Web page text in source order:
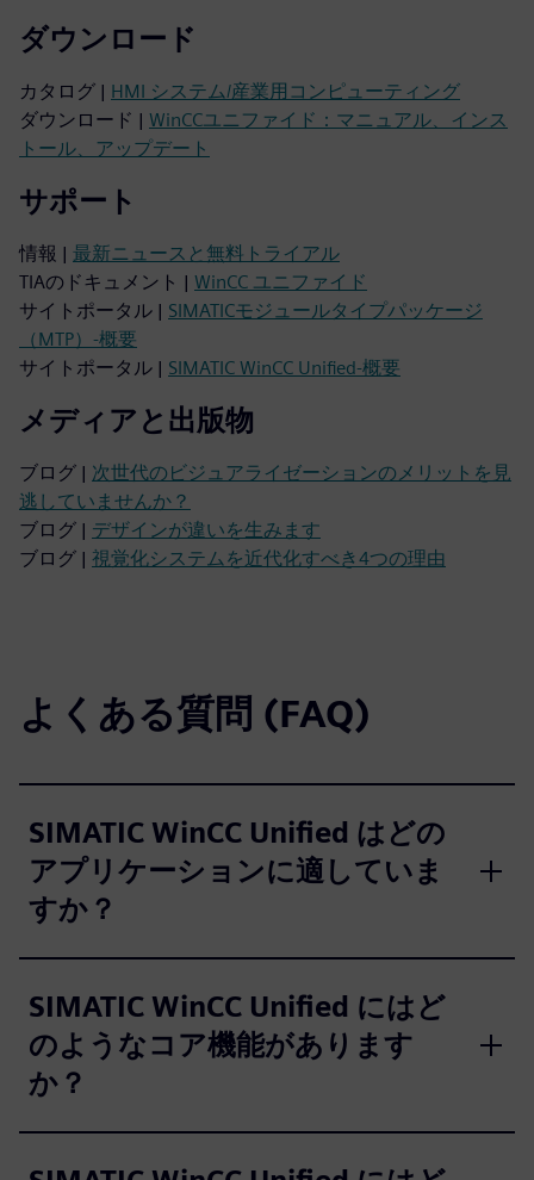
ダウンロード
カタログ | HMI システム/産業用コンピューティング
ダウンロード | WinCCユニファイド：マニュアル、インス
トール、アップデート
サポート
情報 | 最新ニュースと無料トライアル
TIAのドキュメント | WinCC ユニファイド
サイトポータル | SIMATICモジュールタイプパッケージ
（MTP）-概要
サイトポータル | SIMATIC WinCC Unified-概要
メディアと出版物
ブログ | 次世代のビジュアライゼーションのメリットを見
逃していませんか？
ブログ | デザインが違いを生みます
ブログ | 視覚化システムを近代化すべき4つの理由
よくある質問 (FAQ)
SIMATIC WinCC Unified はどの
アプリケーションに適していま
すか？
SIMATIC WinCC Unified にはど
のようなコア機能があります
か？